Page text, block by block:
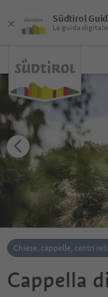
Südtirol
La guida
Chiese, cappelle, centri
Cappella